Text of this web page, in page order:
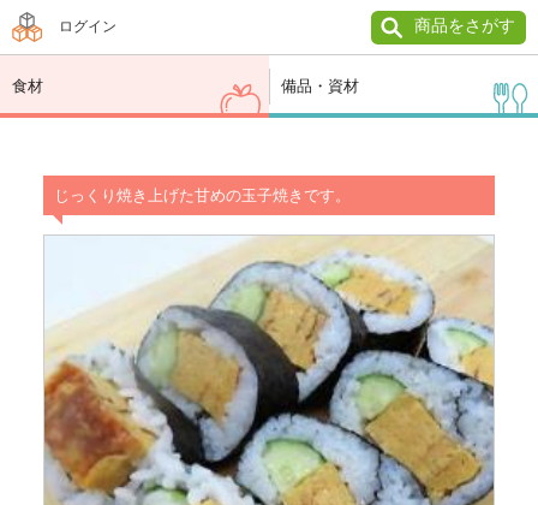
ログイン 商品をさがす
食材 備品・資材
じっくり焼き上げた甘めの玉子焼きです。